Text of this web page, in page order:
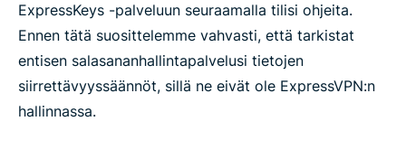
ExpressKeys -palveluun seuraamalla tilisi ohjeita.
Ennen tätä suosittelemme vahvasti, että tarkistat
entisen salasananhallintapalvelusi tietojen
siirrettävyyssäännöt, sillä ne eivät ole ExpressVPN:n
hallinnassa.